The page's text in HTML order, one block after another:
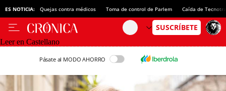
ES NOTICIA: Quejas contra médicos Toma de control de Parlem Caída de
Leer en Castellano
Pásate al MODO AHORRO